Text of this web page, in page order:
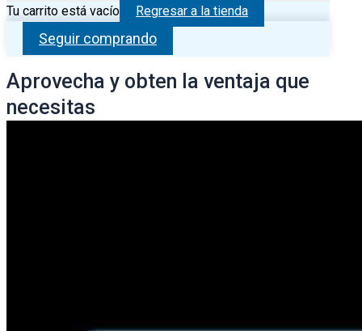
Tu carrito está vacío Regresar a la tienda
Seguir comprando
Aprovecha y obten la ventaja que
necesitas